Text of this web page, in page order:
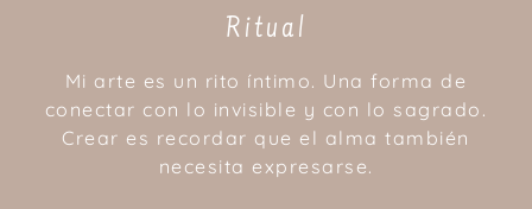
Ritual
Mi arte es un rito íntimo. Una forma de
conectar con lo invisible y con lo sagrado.
Crear es recordar que el alma también
necesita expresarse.